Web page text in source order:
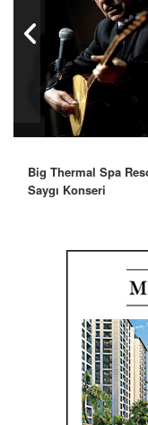
Big Thermal Spa
Saygı Konseri